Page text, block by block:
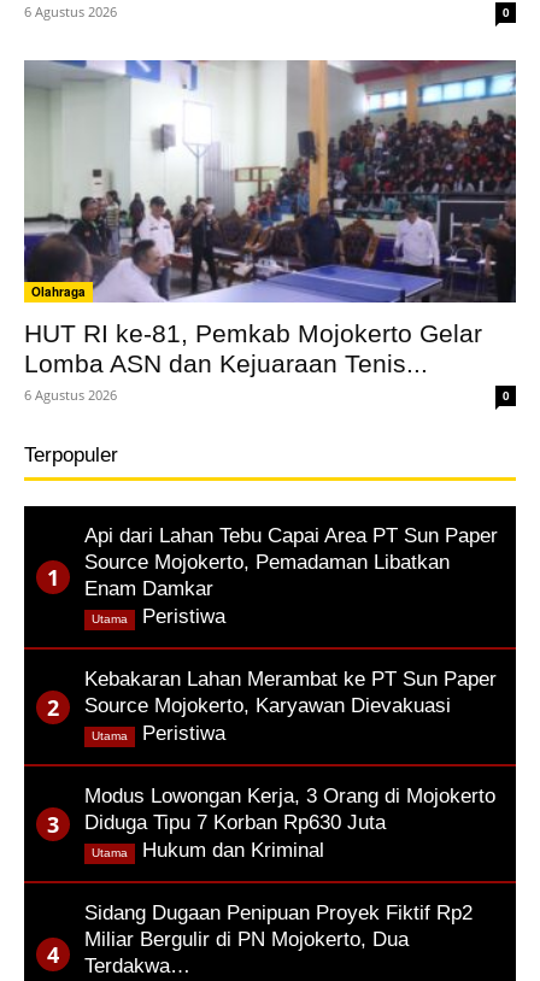
6 Agustus 2026 0
Olahraga
HUT RI ke-81, Pemkab Mojokerto Gelar
Lomba ASN dan Kejuaraan Tenis...
6 Agustus 2026 0
Terpopuler
Api dari Lahan Tebu Capai Area PT Sun Paper
Source Mojokerto, Pemadaman Libatkan
Enam Damkar
Peristiwa,
Utama
Kebakaran Lahan Merambat ke PT Sun Paper
Source Mojokerto, Karyawan Dievakuasi
Peristiwa,
Utama
Modus Lowongan Kerja, 3 Orang di Mojokerto
Diduga Tipu 7 Korban Rp630 Juta
Hukum dan Kriminal
Utama
Sidang Dugaan Penipuan Proyek Fiktif Rp2
Miliar Bergulir di PN Mojokerto, Dua
Terdakwa…